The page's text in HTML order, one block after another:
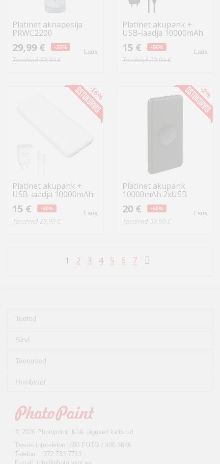
Platinet aknapesija
PRWC2200
29,99 € -25%
Tavahind 39,99 €
Laos
Platinet akupank +
USB-laadja 10000mAh
Kit PMPB10SETB, must
15 € -50%
Tavahind 29,99 €
Laos
Platinet akupank +
USB-laadja 10000mAh
Kit PMPB10SETW,
valge
15 € -50%
Tavahind 29,99 €
Laos
-16%
Platinet akupank
10000mAh 2xUSB
Wireless QI, must
(44572)
20 € -50%
Tavahind 39,99 €
Laos
-2%
1 2 3 4 5 6 7
Tooted
Sirvi
Teenused
Huvitavat
© 2026 Photopoint. Kõik õigused kaitstud
Tasuta infotelefon: 800 FOTO / 800 3686
Telefon: +372 733 7713